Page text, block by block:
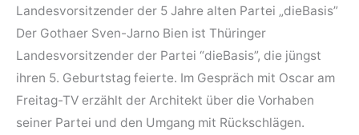
Landesvorsitzender der 5 Jahre alten Partei „dieBasis”
Der Gothaer Sven-Jarno Bien ist Thüringer
Landesvorsitzender der Partei “dieBasis”, die jüngst
ihren 5. Geburtstag feierte. Im Gespräch mit Oscar am
Freitag-TV erzählt der Architekt über die Vorhaben
seiner Partei und den Umgang mit Rückschlägen.